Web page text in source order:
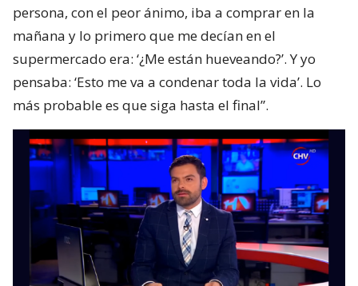
persona, con el peor ánimo, iba a comprar en la
mañana y lo primero que me decían en el
supermercado era: ‘¿Me están hueveando?’. Y yo
pensaba: ‘Esto me va a condenar toda la vida’. Lo
más probable es que siga hasta el final”.